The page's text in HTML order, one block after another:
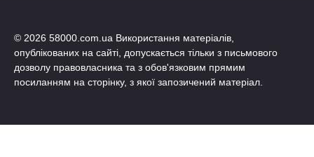
© 2026 58000.com.ua Використання матеріалів,
опублікованих на сайті, допускається тільки з письмового
дозволу правовласника та з обов'язковим прямим
посиланням на сторінку, з якої запозичений матеріал.